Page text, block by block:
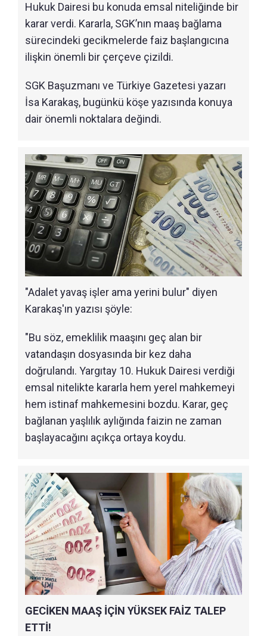
Hukuk Dairesi bu konuda emsal niteliğinde bir
karar verdi. Kararla, SGK’nın maaş bağlama
sürecindeki gecikmelerde faiz başlangıcına
ilişkin önemli bir çerçeve çizildi.
SGK Başuzmanı ve Türkiye Gazetesi yazarı
İsa Karakaş, bugünkü köşe yazısında konuya
dair önemli noktalara değindi.
"Adalet yavaş işler ama yerini bulur" diyen
Karakaş'ın yazısı şöyle:
"Bu söz, emeklilik maaşını geç alan bir
vatandaşın dosyasında bir kez daha
doğrulandı. Yargıtay 10. Hukuk Dairesi verdiği
emsal nitelikte kararla hem yerel mahkemeyi
hem istinaf mahkemesini bozdu. Karar, geç
bağlanan yaşlılık aylığında faizin ne zaman
başlayacağını açıkça ortaya koydu.
GECİKEN MAAŞ İÇİN YÜKSEK FAİZ TALEP
ETTİ!